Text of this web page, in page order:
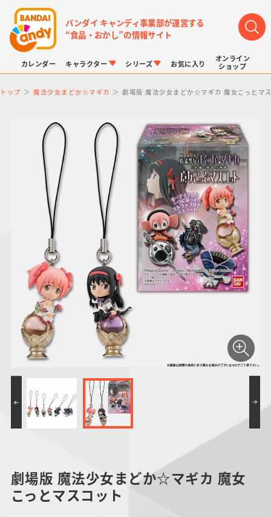
バンダイ キャンディ事業部が運営する
“食品・おかし”の情報サイト
カレンダー キャラクター
LINK TRAVELERS
仮面ライダーシリー
ズ
PROJECT R.E.D.・
スーパー戦隊シリー
ズ
プリキュアシリーズ
ガンダムシリーズ
ポケットモンスター
ドラゴンボール
アンパンマン たまご
シリーズ
チョコボックス
キャラパキ
つりグミ
チョコサプ
にふぉるめーしょん
＆スクエアシール
SMPシリーズ
ポケモンキッズ
ポケモンスケールワ
ールド
お気に入り
オンライン
ショップ
トップ 魔法少女まどか☆マギカ 劇場版 魔法少女まどか☆マギカ 魔女こっとマ
劇場版 魔法少女まどか☆マギカ 魔女
こっとマスコット